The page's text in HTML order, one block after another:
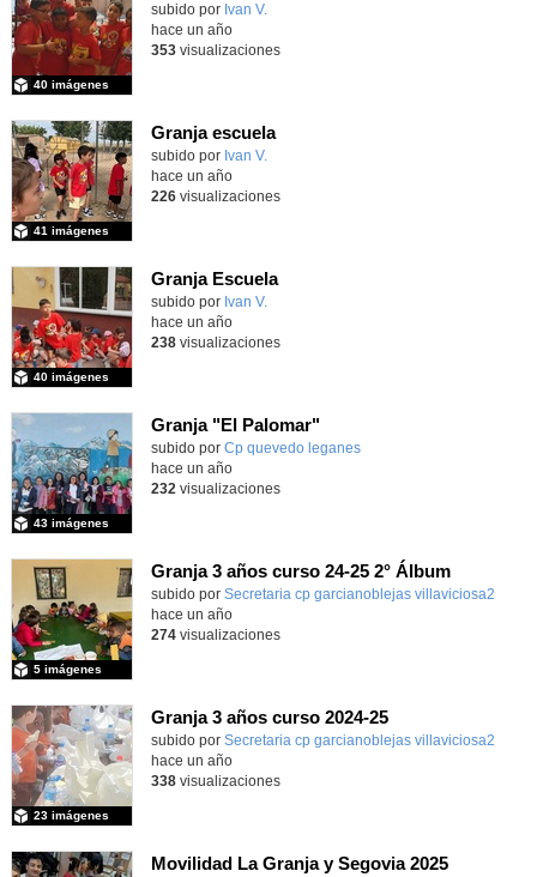
Contenido educativo.
subido por Ivan V.
40 imágenes
hace un año
353visualizaciones
Granja escuela
subido por Ivan V.
41 imágenes
hace un año
226visualizaciones
Granja Escuela
Contenido educativo.
subido por Ivan V.
40 imágenes
hace un año
238visualizaciones
Granja "El Palomar"
Contenido educativo.
subido por Cp quevedo leganes
43 imágenes
-
hace un año
232 visualizaciones
Granja 3 años curso 24-25 2° Álbum
Contenido educativo.
subido por Secretaria cp garcianoblejas villaviciosa2
5 imágenes
hace un año
274visualizaciones
Granja 3 años curso 2024-25
Contenido educativo.
subido por Secretaria cp garcianoblejas villaviciosa2
23 imágenes
hace un año
338visualizaciones
Movilidad La Granja y Segovia 2025